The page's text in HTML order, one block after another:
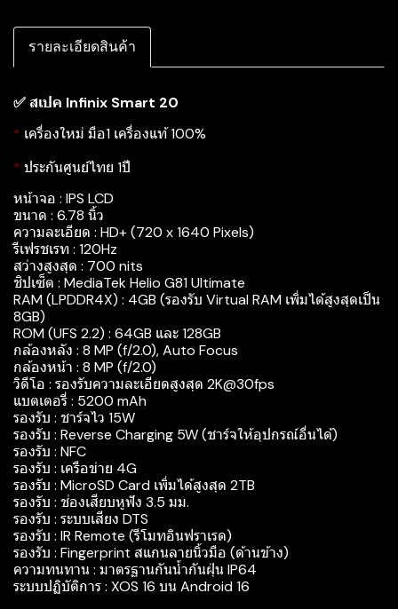
รายละเอียดสินค้า
✅ สเปค Infinix Smart 20
* เครื่องใหม่ มือ1 เครื่องแท้ 100%
* ประกันศูนย์ไทย 1ปี
หน้าจอ : IPS LCD
ขนาด : 6.78 นิ้ว
ความละเอียด : HD+ (720 x 1640 Pixels)
รีเฟรชเรท : 120Hz
สว่างสูงสุด : 700 nits
ชิปเซ็ต : MediaTek Helio G81 Ultimate
RAM (LPDDR4X) : 4GB (รองรับ Virtual RAM เพิ่มได้สูงสุดเป็น
8GB)
ROM (UFS 2.2) : 64GB และ 128GB
กล้องหลัง : 8 MP (f/2.0), Auto Focus
กล้องหน้า : 8 MP (f/2.0)
วิดีโอ : รองรับความละเอียดสูงสุด 2K@30fps
แบตเตอรี่ : 5200 mAh
รองรับ : ชาร์จไว 15W
รองรับ : Reverse Charging 5W (ชาร์จให้อุปกรณ์อื่นได้)
รองรับ : NFC
รองรับ : เครือข่าย 4G
รองรับ : MicroSD Card เพิ่มได้สูงสุด 2TB
รองรับ : ช่องเสียบหูฟัง 3.5 มม.
รองรับ : ระบบเสียง DTS
รองรับ : IR Remote (รีโมทอินฟราเรด)
รองรับ : Fingerprint สแกนลายนิ้วมือ (ด้านข้าง)
ความทนทาน : มาตรฐานกันน้ำกันฝุ่น IP64
ระบบปฏิบัติการ : XOS 16 บน Android 16